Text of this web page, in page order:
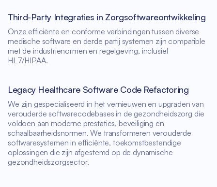
Third-Party Integraties in Zorgsoftwareontwikkeling
Onze efficiënte en conforme verbindingen tussen diverse
medische software en derde partij systemen zijn compatible
met de industrienormen en regelgeving, inclusief
HL7/HIPAA.
Legacy Healthcare Software Code Refactoring
We zijn gespecialiseerd in het vernieuwen en upgraden van
verouderde softwarecodebases in de gezondheidszorg die
voldoen aan moderne prestaties, beveiliging en
schaalbaarheidsnormen. We transformeren verouderde
softwaresystemen in efficiënte, toekomstbestendige
oplossingen die zijn afgestemd op de dynamische
gezondheidszorgsector.